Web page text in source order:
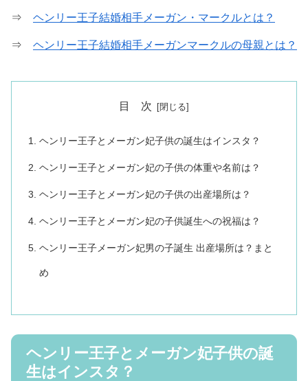
⇒ ヘンリー王子結婚相手メーガン・マークルとは？
⇒ ヘンリー王子結婚相手メーガンマークルの母親とは？
目 次
ヘンリー王子とメーガン妃子供の誕生はインスタ？
ヘンリー王子とメーガン妃の子供の体重や名前は？
ヘンリー王子とメーガン妃の子供の出産場所は？
ヘンリー王子とメーガン妃の子供誕生への祝福は？
ヘンリー王子メーガン妃男の子誕生 出産場所は？まと
め
ヘンリー王子とメーガン妃子供の誕
生はインスタ？